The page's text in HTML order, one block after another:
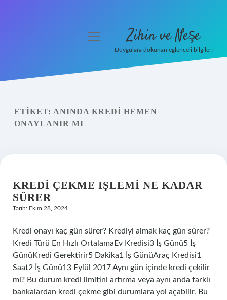
Yasal Uyarı
menüyü
Zihin ve Neşe
Duygulara dokunan eğlenceli bilgiler!
ETIKET: ANINDA KREDI HEMEN
ONAYLANIR MI
KREDI ÇEKME IŞLEMI NE KADAR
SÜRER
Tarih: Ekim 28, 2024
Kredi onayı kaç gün sürer? Krediyi almak kaç gün sürer?
Kredi Türü En Hızlı OrtalamaEv Kredisi3 İş Günü5 İş
GünüKredi Gerektirir5 Dakika1 İş GünüAraç Kredisi1
Saat2 İş Günü13 Eylül 2017 Aynı gün içinde kredi çekilir
mi? Bu durum kredi limitini artırma veya aynı anda farklı
bankalardan kredi çekme gibi durumlara yol açabilir. Bu